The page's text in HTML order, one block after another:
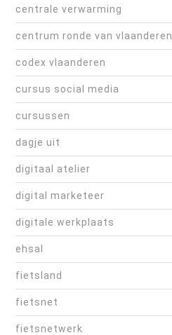
centrale verwarming
centrum ronde van vlaanderen
codex vlaanderen
cursus social media
cursussen
dagje uit
digitaal atelier
digital marketeer
digitale werkplaats
ehsal
fietsland
fietsnet
fietsnetwerk